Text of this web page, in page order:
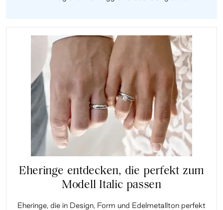
Eheringe entdecken, die perfekt zum
Modell Italic passen
Eheringe, die in Design, Form und Edelmetallton perfekt